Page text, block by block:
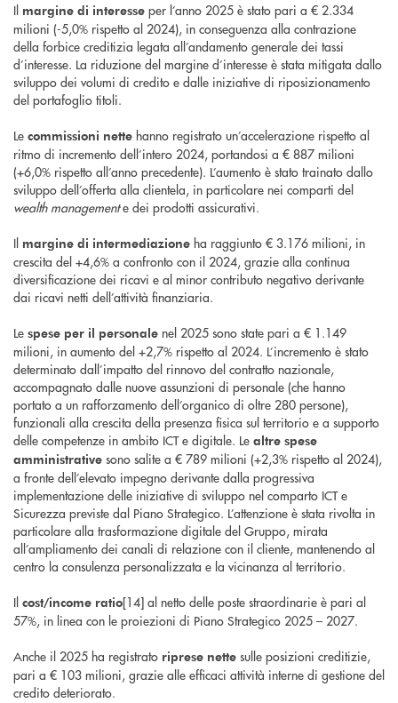
Il margine di interesse per l’anno 2025 è stato pari a € 2.334
milioni (-5,0% rispetto al 2024), in conseguenza alla contrazione
della forbice creditizia legata all’andamento generale dei tassi
d’interesse. La riduzione del margine d’interesse è stata mitigata dallo
sviluppo dei volumi di credito e dalle iniziative di riposizionamento
del portafoglio titoli.
Le commissioni nette hanno registrato un’accelerazione rispetto al
ritmo di incremento dell’intero 2024, portandosi a € 887 milioni
(+6,0% rispetto all’anno precedente). L’aumento è stato trainato dallo
sviluppo dell’offerta alla clientela, in particolare nei comparti del
wealth managemente dei prodotti assicurativi.
Il margine di intermediazione ha raggiunto € 3.176 milioni, in
crescita del +4,6% a confronto con il 2024, grazie alla continua
diversificazione dei ricavi e al minor contributo negativo derivante
dai ricavi netti dell’attività finanziaria.
Le spese per il personale nel 2025 sono state pari a € 1.149
milioni, in aumento del +2,7% rispetto al 2024. L’incremento è stato
determinato dall’impatto del rinnovo del contratto nazionale,
accompagnato dalle nuove assunzioni di personale (che hanno
portato a un rafforzamento dell’organico di oltre 280 persone),
funzionali alla crescita della presenza fisica sul territorio e a supporto
delle competenze in ambito ICT e digitale. Le altre spese
amministrative sono salite a € 789 milioni (+2,3% rispetto al 2024),
a fronte dell’elevato impegno derivante dalla progressiva
implementazione delle iniziative di sviluppo nel comparto ICT e
Sicurezza previste dal Piano Strategico. L’attenzione è stata rivolta in
particolare alla trasformazione digitale del Gruppo, mirata
all’ampliamento dei canali di relazione con il cliente, mantenendo al
centro la consulenza personalizzata e la vicinanza al territorio.
Il cost/income ratio[14] al netto delle poste straordinarie è pari al
57%, in linea con le proiezioni di Piano Strategico 2025 – 2027.
Anche il 2025 ha registrato riprese nette sulle posizioni creditizie,
pari a € 103 milioni, grazie alle efficaci attività interne di gestione del
credito deteriorato.